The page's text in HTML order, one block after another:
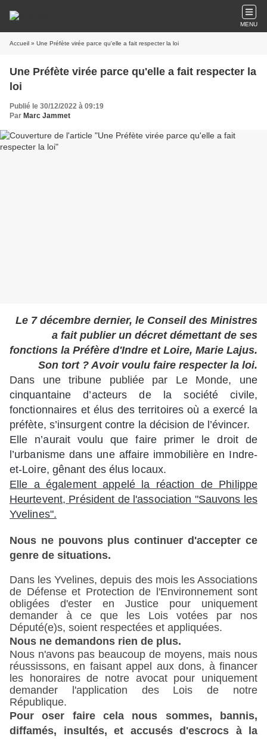
MENU
Accueil » Une Préfète virée parce qu'elle a fait respecter la loi
Une Préfète virée parce qu'elle a fait respecter la
loi
Publié le 30/12/2022 à 09:19
Par Marc Jammet
Le 7 décembre dernier, le Conseil des Ministres
a fait publier un décret démettant de ses
fonctions la Préfère d'Indre et Loire, Marie Lajus.
Son tort ? Avoir voulu faire respecter la loi.
Dans une tribune publiée par Le Monde, une
cinquantaine d’acteurs de la société civile,
fonctionnaires et élus des territoires où a exercé la
préfète, s’insurgent contre la décision de l’évincer.
Elle n’aurait voulu que faire primer le droit de
l’urbanisme dans une affaire immobilière en Indre-
et-Loire, gênant des élus locaux.
Elle a également appelé la réaction de Philippe
Heurtevent, Président de l'association "Sauvons les
Yvelines".
Nous ne pouvons plus continuer d'accepter ce
genre de situations.
Dans les Yvelines, depuis des mois les Associations
de Défense et Protection de l'Environnement sont
obligées d'ester en Justice pour uniquement
demander à ce que les Lois votées par nos
Député(e)s, soient respectées et appliquées.
Nous ne demandons rien de plus.
Nous n'avons pas beaucoup de moyens, mais nous
réussissons, en faisant appel aux dons, à financer
les honoraires de notre avocat pour uniquement
demander l'application des Lois de notre
République.
Pour oser faire cela nous sommes, bannis,
diffamés, insultés, et accusés d'escrocs à la